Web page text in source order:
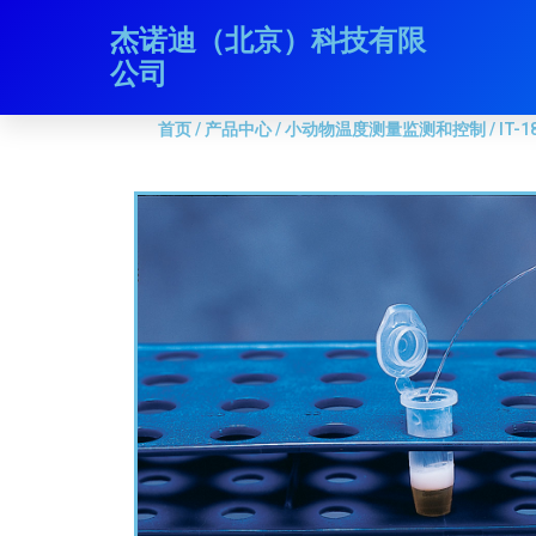
杰诺迪（北京）科技有限
公司
首页/产品中心/小动物温度测量监测和控制
首页/ 产品中心/小动物温度测量监测和控制 / IT-